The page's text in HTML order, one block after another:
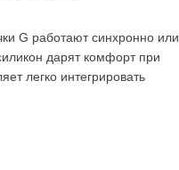
G работают синхронно или
дарят комфорт при
легко интегрировать